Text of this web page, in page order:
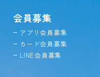
会員募集
アプリ会員募集
カード会員募集
LINE会員募集